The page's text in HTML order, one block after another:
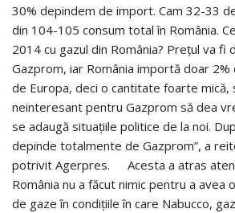
30% depindem de import. Cam 32-33
din 104-105 consum total în România.
2014 cu gazul din România? Prețul va
Gazprom, iar România importă doar
de Europa, deci o cantitate foarte mică,
neinteresant pentru Gazprom să dea
se adaugă situațiile politice de la noi.
depinde totalmente de Gazprom”, a
potrivit Agerpres. Acesta a atras
România nu a făcut nimic pentru a avea
de gaze în condițiile în care Nabucco,